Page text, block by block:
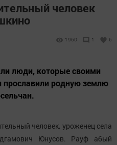
человек
1960 1 6
люди, которые своими
прославили родную землю
человек, уроженец села
Юнусов. Рауф абый